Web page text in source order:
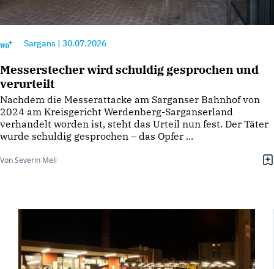
Sargans 30.07.2026
Messerstecher wird schuldig gesprochen und
verurteilt
Nachdem die Messerattacke am Sarganser Bahnhof von
2024 am Kreisgericht Werdenberg-Sarganserland
verhandelt worden ist, steht das Urteil nun fest. Der Täter
wurde schuldig gesprochen – das Opfer ...
Von Severin Meli